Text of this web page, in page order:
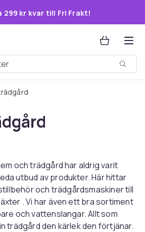
299 kr kvar till Fri Frakt!
trädgård
och trädgård har aldrig varit
utbud av produkter. Här hittar
och trädgårdsmaskiner till
. Vi har även ett bra sortiment
och vattenslangar. Allt som
trädgård den kärlek den förtjänar.